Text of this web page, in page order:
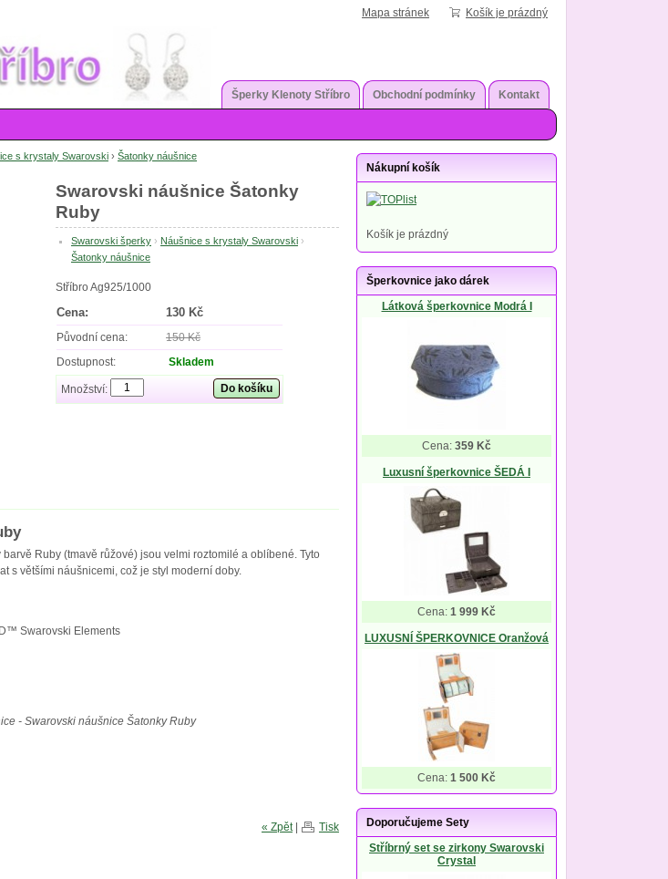
Košík je prázdný
Mapa stránek
Šperky Klenoty Stříbro Obchodní podmínky Kontakt
s krystaly Swarovski › Šatonky náušnice
Swarovski náušnice Šatonky
Ruby
Swarovski šperky › Náušnice s krystaly Swarovski ›
Šatonky náušnice
Stříbro Ag925/1000
Cena: 130 Kč
Původní cena:
150 Kč
Dostupnost:
Skladem
Do košíku
Množství:
barvě Ruby (tmavě růžové) jsou velmi roztomilé a oblíbené. Tyto
s většími náušnicemi, což je styl moderní doby.
Swarovski Elements
- Swarovski náušnice Šatonky Ruby
« Zpět| Tisk
Nákupní košík
Košík je prázdný
Šperkovnice jako dárek
Látková šperkovnice Modrá I
Cena: 359 Kč
Luxusní šperkovnice ŠEDÁ I
Cena: 1 999 Kč
LUXUSNÍ ŠPERKOVNICE Oranžová
Cena: 1 500 Kč
Doporučujeme Sety
Stříbrný set se zirkony Swarovski
Crystal